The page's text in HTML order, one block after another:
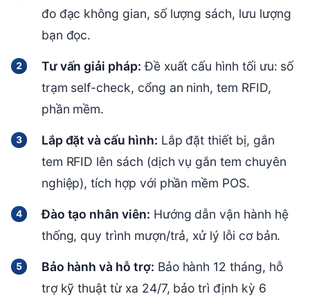
đo đạc không gian, số lượng sách, lưu lượng
bạn đọc.
Tư vấn giải pháp: Đề xuất cấu hình tối ưu: số
trạm self-check, cổng an ninh, tem RFID,
phần mềm.
Lắp đặt và cấu hình: Lắp đặt thiết bị, gắn
tem RFID lên sách (dịch vụ gắn tem chuyên
nghiệp), tích hợp với phần mềm POS.
Đào tạo nhân viên: Hướng dẫn vận hành hệ
thống, quy trình mượn/trả, xử lý lỗi cơ bản.
Bảo hành và hỗ trợ: Bảo hành 12 tháng, hỗ
trợ kỹ thuật từ xa 24/7, bảo trì định kỳ 6